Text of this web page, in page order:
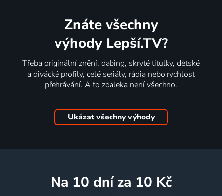
Znáte všechny
výhody Lepší.TV?
Třeba originální znění, dabing, skryté titulky, dětské
a divácké profily, celé seriály, rádia nebo rychlost
přehrávání. A to zdaleka není všechno.
Ukázat všechny výhody
na 10 dní za 10 Kč